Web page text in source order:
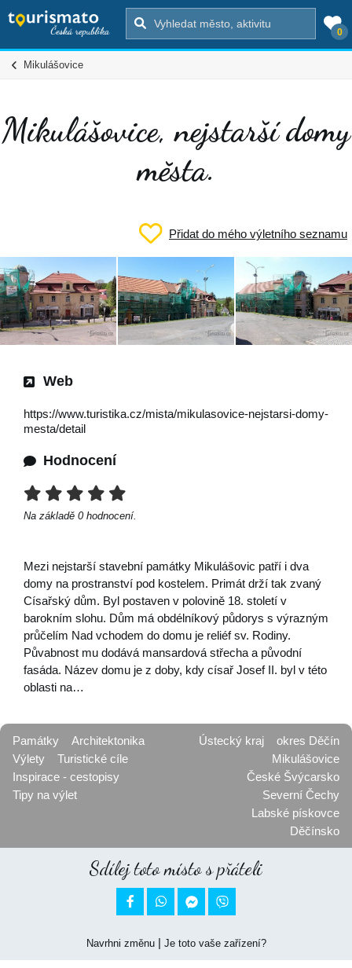
0
Mikulášovice
Mikulášovice, nejstarší domy
města.
Přidat do mého výletního seznamu
Web
https://www.turistika.cz/mista/mikulasovice-nejstarsi-domy-
mesta/detail
Hodnocení
Na základě 0 hodnocení.
Mezi nejstarší stavební památky Mikulášovic patří i dva
domy na prostranství pod kostelem. Primát drží tak zvaný
Císařský dům. Byl postaven v polovině 18. století v
barokním slohu. Dům má obdélníkový půdorys s výrazným
průčelím Nad vchodem do domu je reliéf sv. Rodiny.
Půvabnost mu dodává mansardová střecha a původní
fasáda. Název domu je z doby, kdy císař Josef II. byl v této
oblasti na…
Památky
Architektonika
Výlety
Turistické cíle
Inspirace - cestopisy
Tipy na výlet
Ústecký kraj
okres Děčín
Mikulášovice
České Švýcarsko
Severní Čechy
Labské pískovce
Děčínsko
Sdílej toto místo s přáteli
 
Navrhni změnu| Je toto vaše zařízení?